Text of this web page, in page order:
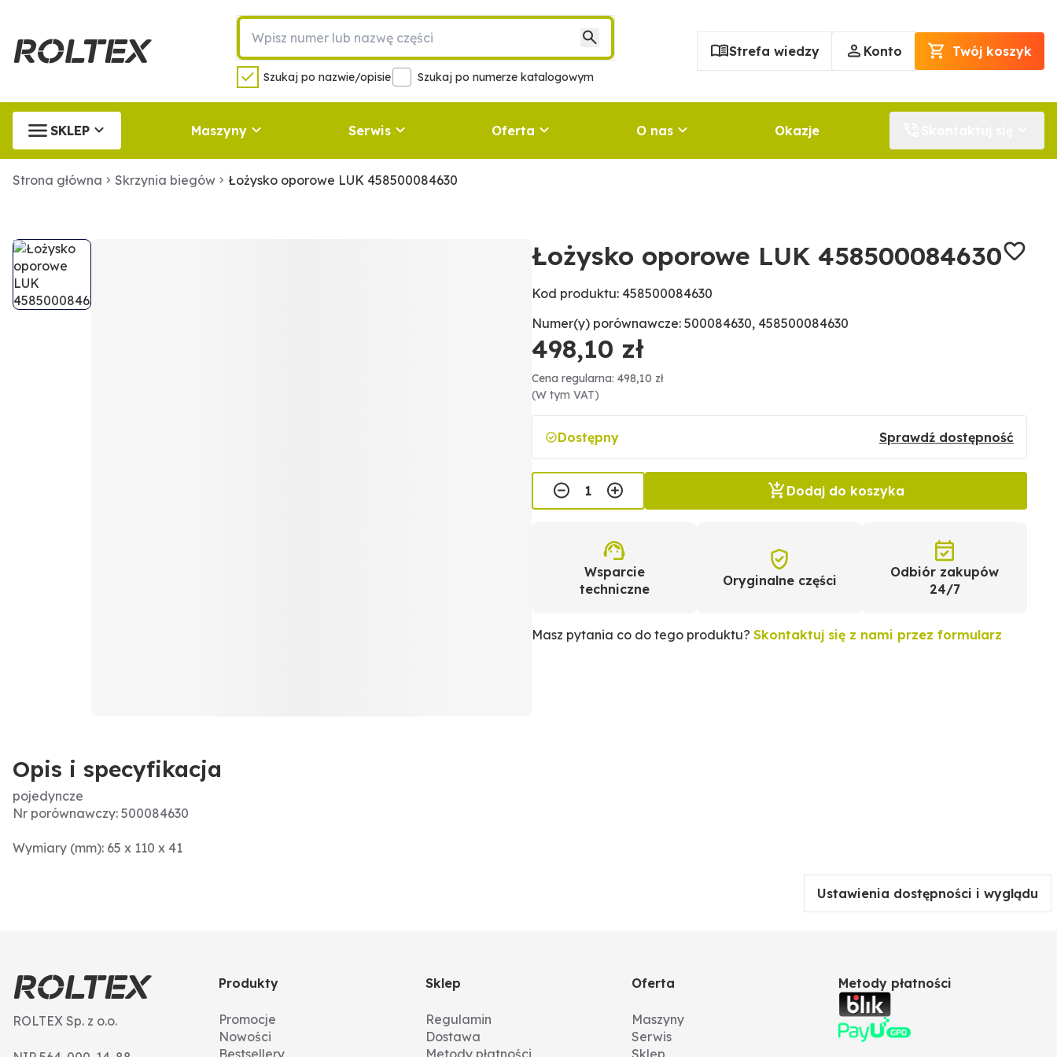
Szukaj po nazwie/opisie Szukaj po numerze katalogowym
Strefa wiedzy Konto Twój koszyk
SKLEP Maszyny Serwis Oferta O nas Okazje
Strona główna Skrzynia biegów Łożysko oporowe LUK 458500084630
Łożysko oporowe LUK 458500084630
Kod produktu: 458500084630
Numer(y) porównawcze: 500084630, 458500084630
498,10 zł
Cena regularna: 498,10 zł
(W tym VAT)
Dostępny Sprawdź dostępność
Dodaj do koszyka
Wsparcie
techniczne
Oryginalne części
Odbiór zakupów
24/7
Masz pytania co do tego produktu? Skontaktuj się z nami przez formularz
Opis i specyfikacja
pojedyncze
Nr porównawczy: 500084630
Wymiary (mm): 65 x 110 x 41
Ustawienia dostępności i wyglądu
ROLTEX Sp. z o.o.
Produkty
Promocje
Nowości
Bestsellery
Sklep
Regulamin
Dostawa
Metody płatności
Oferta
Maszyny
Serwis
Sklep
Metody płatności